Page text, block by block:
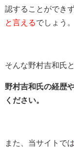
認することができず
と言えるでしょう。
そんな野村吉和氏
野村吉和氏の経歴
ください。
また、当サイトでは